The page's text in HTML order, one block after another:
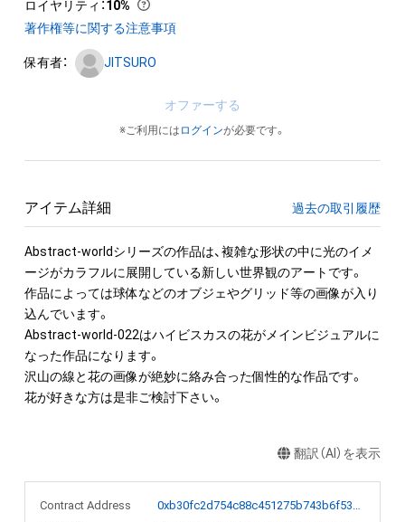
ロイヤリティ ：10%
著作権等に関する注意事項
保有者： JITSURO
オファーする
※ご利用には ログインが必要です。
アイテム詳細 過去の取引履歴
Abstract-worldシリーズの作品は、複雑な形状の中に光のイメ
ージがカラフルに展開している新しい世界観のアートです。
作品によっては球体などのオブジェやグリッド等の画像が入り
込んでいます。
Abstract-world-022はハイビスカスの花がメインビジュアルに
なった作品になります。
沢山の線と花の画像が絶妙に絡み合った個性的な作品です。
花が好きな方は是非ご検討下さい。
翻訳（AI）を表示
Contract Address
0xb30fc2d754c88c451275b743b6f530f19f643683